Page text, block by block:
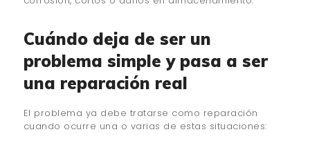
Cuándo deja de ser un
problema simple y pasa a ser
una reparación real
El problema ya debe tratarse como reparación
cuando ocurre una o varias de estas situaciones: